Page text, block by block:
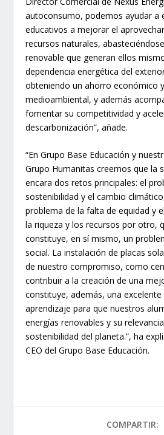
autoconsumo, podemos ayudar a
educativos a mejorar el
recursos naturales,
renovable que generan ellos
dependencia energética del
obteniendo un ahorro económico
medioambiental, y además
fomentar su competitividad y
descarbonización”, añade.
“En Grupo Base Educación y
Grupo Humanitas creemos que la
encara dos retos principales: el
sostenibilidad y el cambio
problema de la falta de equidad y
la riqueza y los recursos por otro,
constituye, en sí mismo, un
social. La instalación de placas
de nuestro compromiso, como
contribuir a la creación de una
constituye, además, una
aprendizaje para que nuestros
energías renovables y su
sostenibilidad del planeta.”, ha
CEO del Grupo Base Educación.
COMPARTIR: